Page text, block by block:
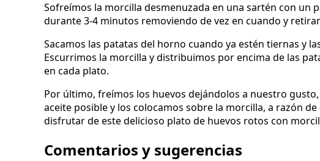
Sofreímos la morcilla desmenuzada en una sartén con un
durante 3-4 minutos removiendo de vez en cuando y
Sacamos las patatas del horno cuando ya estén tiernas y
Escurrimos la morcilla y distribuimos por encima de las
en cada plato.
Por último, freímos los huevos dejándolos a nuestro
aceite posible y los colocamos sobre la morcilla, a razón
disfrutar de este delicioso plato de huevos rotos con
Comentarios y sugerencias